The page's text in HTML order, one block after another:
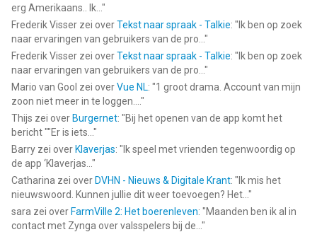
erg Amerikaans.. Ik... "
Frederik Visser zei overTekst naar spraak - Talkie: " Ik ben op zoek
naar ervaringen van gebruikers van de pro... "
Frederik Visser zei overTekst naar spraak - Talkie: " Ik ben op zoek
naar ervaringen van gebruikers van de pro... "
Mario van Gool zei overVue NL: "1 groot drama. Account van mijn
zoon niet meer in te loggen.... "
Thijs zei over Burgernet: "Bij het openen van de app komt het
bericht ""Er is iets... "
Barry zei over Klaverjas: " Ik speel met vrienden tegenwoordig op
de app ‘Klaverjas... "
Catharina zei over DVHN - Nieuws & Digitale Krant: " Ik mis het
nieuwswoord. Kunnen jullie dit weer toevoegen? Het... "
sara zei over FarmVille 2: Het boerenleven: "Maanden ben ik al in
contact met Zynga over valsspelers bij de... "